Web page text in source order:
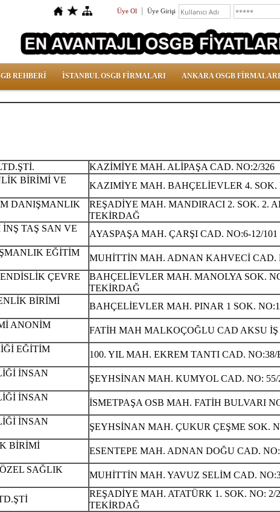
Üye Ol Üye Girişi
REHBERİ İSTANBUL OSGB FİRMALARI ANKARA OSGB FİRMALARI
KAZİMİYE MAH. ALİPAŞA CAD. NO:2/326
BİRİMİ VE
KAZIMİYE MAH. BAHÇELİEVLER 4. SOK.
DANIŞMANLIK
REŞADİYE MAH. MANDIRACI 2. SOK. 2.
TEKİRDAĞ
TAŞ SAN VE
AYASPAŞA MAH. ÇARŞI CAD. NO:6-12/101
EĞİTİM
MUHİTTİN MAH. ADNAN KAHVECİ CAD.
ÇEVRE
BAHÇELİEVLER MAH. MANOLYA SOK.
TEKİRDAĞ
BİRİMİ
BAHÇELİEVLER MAH. PINAR 1 SOK.
ANONİM
FATİH MAH MALKOÇOĞLU CAD AKSU İŞ
EĞİTİM
100. YIL MAH. EKREM TANTI CAD.
İNSAN
ŞEYHSİNAN MAH. KUMYOL CAD. NO: 55/
İNSAN
İSMETPAŞA OSB MAH. FATİH BULVARI
İNSAN
ŞEYHSİNAN MAH. ÇUKUR ÇEŞME SOK.
BİRİMİ
ESENTEPE MAH. ADNAN DOĞU CAD.
SAĞLIK
MUHİTTİN MAH. YAVUZ SELİM CAD.
REŞADİYE MAH. ATATÜRK 1. SOK. NO: 2/
TEKİRDAĞ